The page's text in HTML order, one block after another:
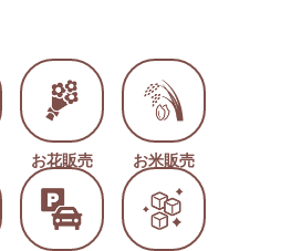
お花販売 お米販売